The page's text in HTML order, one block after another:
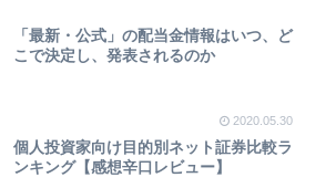
「最新・公式」の配当金情報はいつ、ど
こで決定し、発表されるのか
2020.05.30
個人投資家向け目的別ネット証券比較ラ
ンキング【感想辛口レビュー】